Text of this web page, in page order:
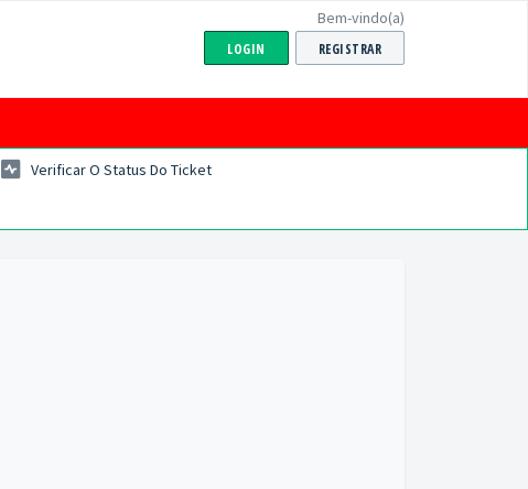
Bem-vindo(a)
LOGIN REGISTRAR
Verificar O Status Do Ticket